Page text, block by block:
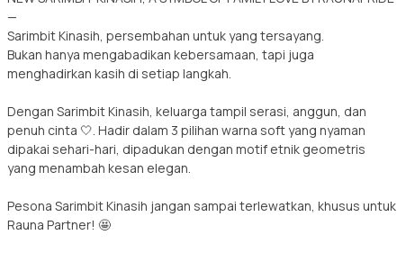
—
Sarimbit Kinasih, persembahan untuk yang tersayang.
Bukan hanya mengabadikan kebersamaan, tapi juga
menghadirkan kasih di setiap langkah.
Dengan Sarimbit Kinasih, keluarga tampil serasi, anggun, dan
penuh cinta 🤍. Hadir dalam 3 pilihan warna soft yang nyaman
dipakai sehari-hari, dipadukan dengan motif etnik geometris
yang menambah kesan elegan.
Pesona Sarimbit Kinasih jangan sampai terlewatkan, khusus untuk
Rauna Partner! 🤩